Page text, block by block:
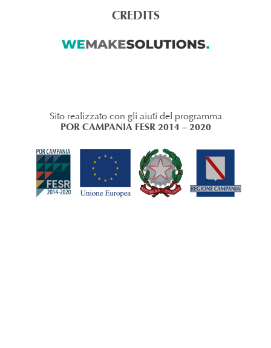
CREDITS
Sito realizzato con gli aiuti del programma
POR CAMPANIA FESR 2014 – 2020